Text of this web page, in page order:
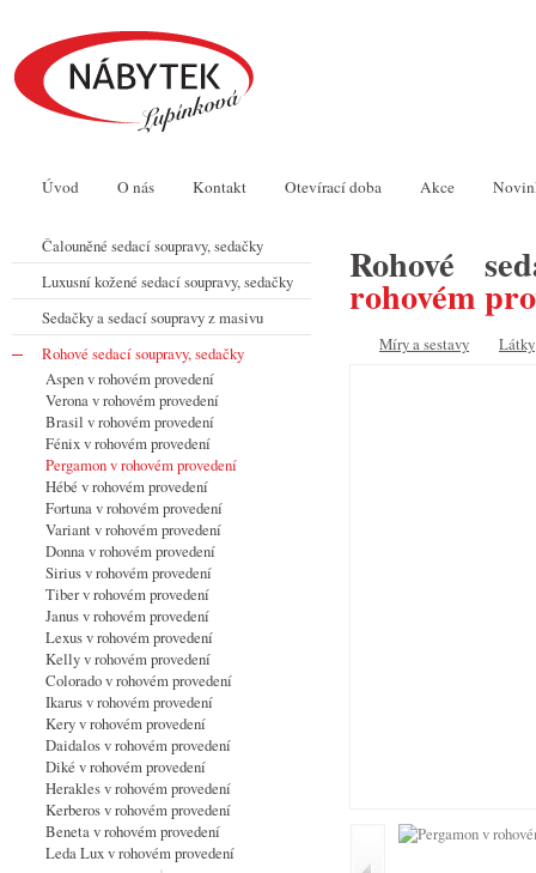
Úvod O nás Kontakt Otevírací doba Akce
Rohové
rohovém
Míry a sestavy Látky
Čalouněné sedací soupravy, sedačky
Luxusní kožené sedací soupravy, sedačky
Sedačky a sedací soupravy z masivu
Rohové sedací soupravy, sedačky
Aspen v rohovém provedení
Verona v rohovém provedení
Brasil v rohovém provedení
Fénix v rohovém provedení
Pergamon v rohovém provedení
Hébé v rohovém provedení
Fortuna v rohovém provedení
Variant v rohovém provedení
Donna v rohovém provedení
Sirius v rohovém provedení
Tiber v rohovém provedení
Janus v rohovém provedení
Lexus v rohovém provedení
Kelly v rohovém provedení
Colorado v rohovém provedení
Ikarus v rohovém provedení
Kery v rohovém provedení
Daidalos v rohovém provedení
Diké v rohovém provedení
Herakles v rohovém provedení
Kerberos v rohovém provedení
Beneta v rohovém provedení
Leda Lux v rohovém provedení